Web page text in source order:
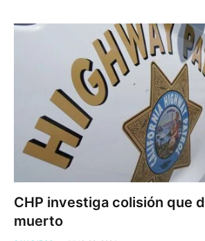
CHP investiga colisión que
muerto